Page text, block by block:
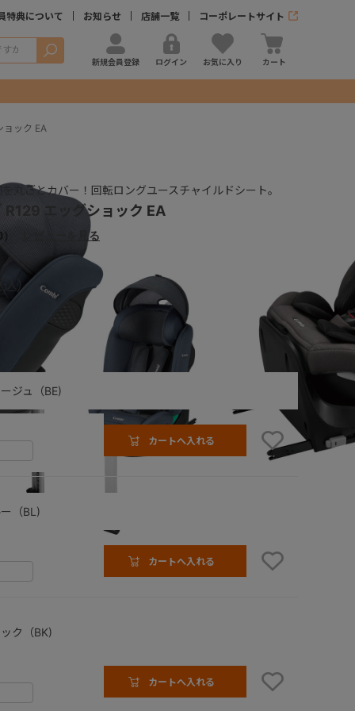
特典について お知らせ 店舗一覧 コーポレートサイト
検索
新規会員登録 ログイン お気に入り カート
ョック EA
BL）
丸ごとカバー！回転ロングユースチャイルドシート。
R129 エッグショック EA
レビューを見る
ジュ（BE)
カートへ入れる
（BL)
カートへ入れる
ク（BK)
カートへ入れる